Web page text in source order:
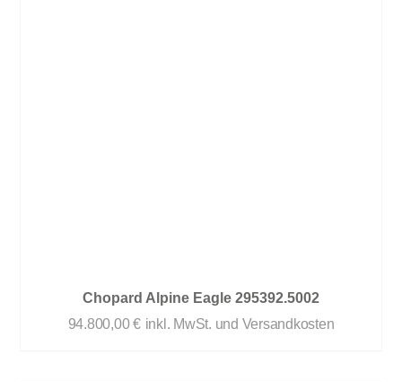
Chopard Alpine Eagle 295392.5002
94.800,00€ inkl. MwSt. und Versandkosten